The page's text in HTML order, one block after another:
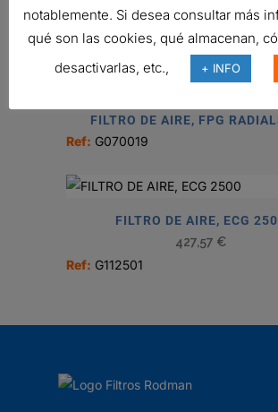
FILTRO DE AIRE, ERB
Ref:B130059
FILTRO DE AIRE, FPG
Ref: G070019
FILTRO DE AIRE, ECG
427,57 €
Ref: G112501
notablemente. Si desea consultar más
qué son las cookies, qué almacenan,
desactivarlas, etc.,
+ INFO